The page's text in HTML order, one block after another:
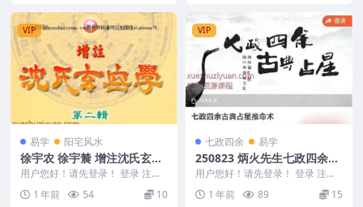
VIP
易学 阳宅风水
徐宇农 徐宇辳 增注沈氏玄空
学第二辑.pdf
用户您好！请先登录！ 登录 注册
徐宇农 徐宇辳 增注沈氏玄空学第
二辑.pdf ...
1 年前 54 10
VIP
七政四余 易学
250823 炳火先生七政四余‮典
古‬占星推命术 视频+文件Y
用户您好！请先登录！ 登录 注册
视频+文件...
1 年前 89 15